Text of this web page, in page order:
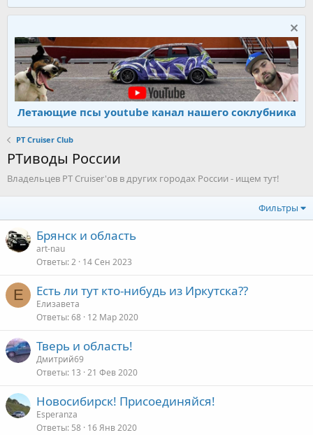
Летающие псы youtube канал нашего соклубника
PT Cruiser Club
PTиводы России
Владельцев PT Cruiser'ов в других городах России - ищем тут!
Фильтры
Брянск и область
art-nau
Ответы 2 14 Сен 2023
Е Есть ли тут кто-нибудь из Иркутска??
Елизавета
Ответы 68 12 Мар 2020
Тверь и область!
Дмитрий69
Ответы 13 21 Фев 2020
Новосибирск! Присоединяйся!
Esperanza
Ответы 58 16 Янв 2020